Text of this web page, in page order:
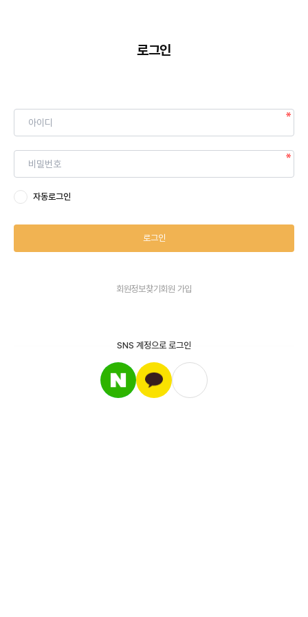
로그인
자동로그인
로그인
회원정보찾기 회원 가입
SNS 계정으로 로그인